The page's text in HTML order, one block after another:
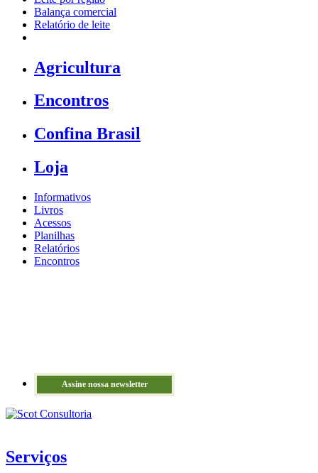
Balança comercial
Relatório de leite
Agricultura
Encontros
Confina Brasil
Loja
Informativos
Livros
Acessos
Planilhas
Relatórios
Encontros
Assine nossa newsletter
Serviços